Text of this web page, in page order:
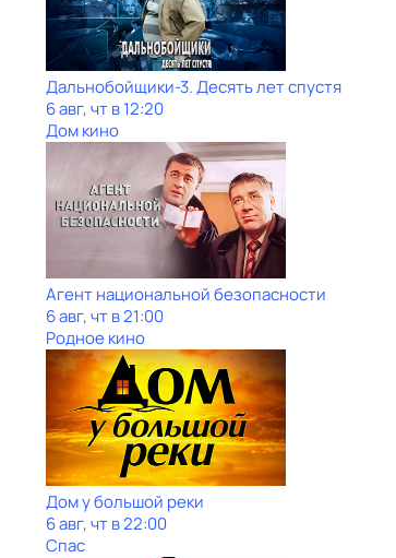
Дальнобойщики-3. Десять лет спустя
6 авг, чт в 12:20
Дом кино
Агент национальной безопасности
6 авг, чт в 21:00
Родное кино
Дом у большой реки
6 авг, чт в 22:00
Спас